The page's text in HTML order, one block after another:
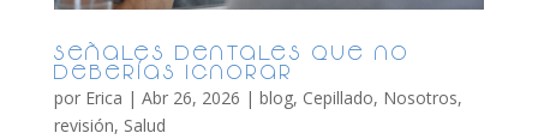
Señales dentales que no
deberías ignorar
por Erica | Abr 26, 2026 | blog, Cepillado, Nosotros,
revisión, Salud